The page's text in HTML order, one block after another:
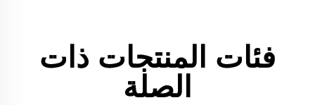
فئات المنتجات ذات
الصلة